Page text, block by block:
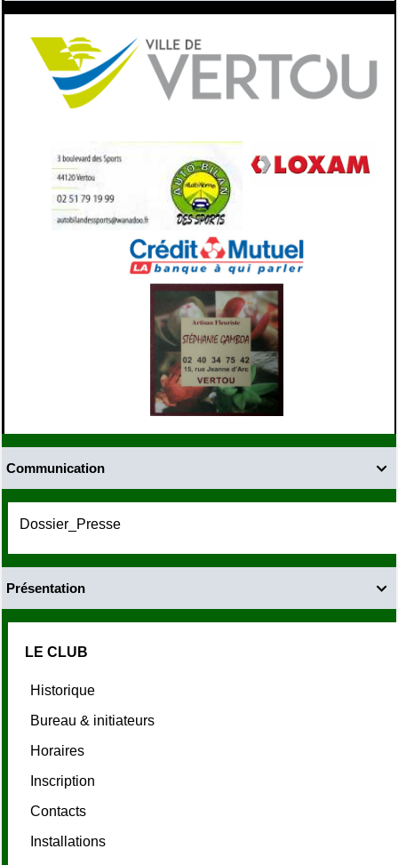

Communication
Dossier_Presse

Présentation
LE CLUB
Historique
Bureau & initiateurs
Horaires
Inscription
Contacts
Installations